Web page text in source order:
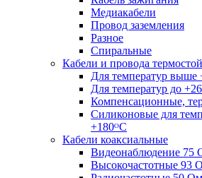
Медиакабели
Провод заземления
Разное
Спиральные
Кабели и провода
Для температур выше
Для температур до
Компенсационные,
Силиконовые для
+180ᴼС
Кабели коаксиальные
Видеонаблюдение 75
Высокочастотные 93